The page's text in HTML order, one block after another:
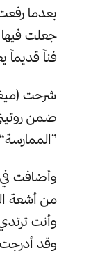
بعدما
جعلت فيها
فناً
شرحت
ضمن
من أشعة
وأنت
وقد